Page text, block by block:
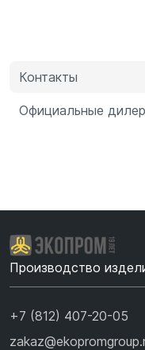
Контакты
Официальные
Производство
+7 (812) 407-20-05